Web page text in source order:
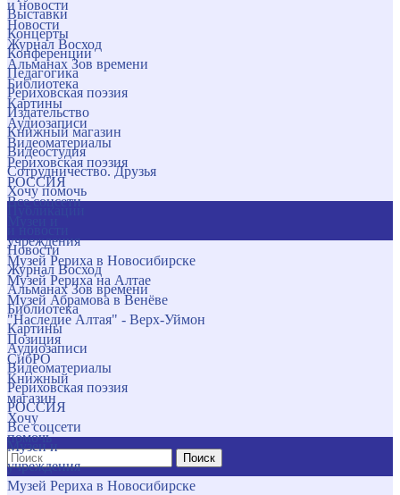
и новости
Новости
Журнал Восход
Альманах Зов времени
Библиотека
Картины
Аудиозаписи
Видеоматериалы
Рериховская поэзия
РОССИЯ
Все соцсети
учреждения
Музей Рериха в Новосибирске
Музей Рериха на Алтае
Музей Абрамова в Венёве
"Наследие Алтая" - Верх-Уймон
Позиция
СибРО
Книжный
магазин
Хочу
помочь
Поиск
Выставки
Концерты
Конференции
Педагогика
Рериховская поэзия
Издательство
Книжный магазин
Видеостудия
Сотрудничество. Друзья
Хочу помочь
Новости
Журнал Восход
Альманах Зов времени
Библиотека
Картины
Аудиозаписи
Видеоматериалы
Рериховская поэзия
РОССИЯ
Все соцсети
Музеи и
учреждения
Музей Рериха в Новосибирске